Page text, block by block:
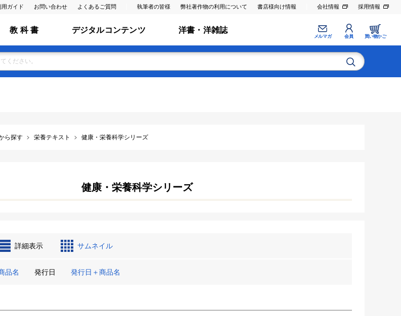
用ガイド お問い合わせ よくあるご質問 執筆者の皆様 弊社著作物の利用について 書店様向け情報 会社情報 採用情報
教 科 書 デジタルコンテンツ 洋書・洋雑誌
メルマガ 会員 買い物かご
ら探す 栄養テキスト 健康・栄養科学シリーズ
健康・栄養科学シリーズ
詳細表示 サムネイル
品名 発行日 発行日＋商品名